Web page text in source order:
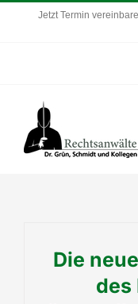
Jetzt Termin
Die
des